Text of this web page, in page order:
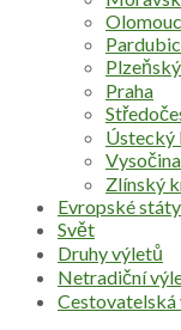
Praha
Ústecký
Vysočina
Zlínský
Evropské státy
Svět
Druhy výletů
Netradiční
Cestovatelská